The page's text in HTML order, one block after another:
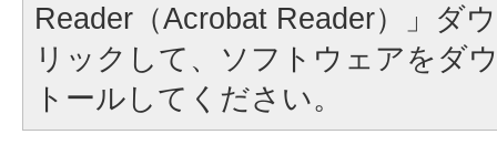
Reader（Acrobat Reader）」ダ
リックして、ソフトウェアをダ
トールしてください。